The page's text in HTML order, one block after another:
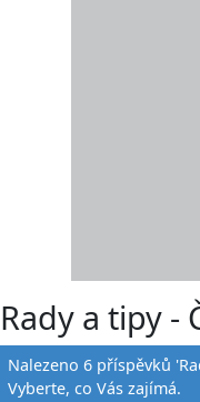
Rady a tipy -
Nalezeno 6 příspěvků
Vyberte, co Vás zajímá.